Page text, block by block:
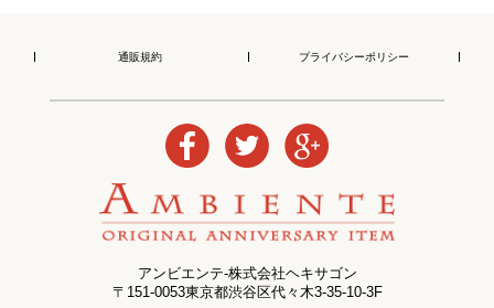
通販規約 プライバシーポリシー
アンビエンテ-株式会社ヘキサゴン
〒151-0053東京都渋谷区代々木3-35-10-3F